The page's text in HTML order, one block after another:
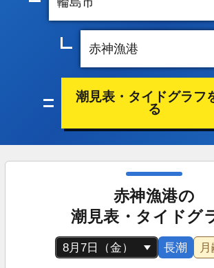
潮見表・タイドグラフ
る
赤神漁港の
潮見表・タイドグ
長潮 月